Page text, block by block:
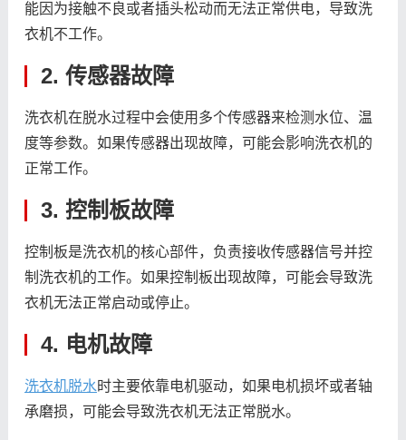
能因为接触不良或者插头松动而无法正常供电，导致洗
衣机不工作。
2. 传感器故障
洗衣机在脱水过程中会使用多个传感器来检测水位、温
度等参数。如果传感器出现故障，可能会影响洗衣机的
正常工作。
3. 控制板故障
控制板是洗衣机的核心部件，负责接收传感器信号并控
制洗衣机的工作。如果控制板出现故障，可能会导致洗
衣机无法正常启动或停止。
4. 电机故障
洗衣机脱水时主要依靠电机驱动，如果电机损坏或者轴
承磨损，可能会导致洗衣机无法正常脱水。